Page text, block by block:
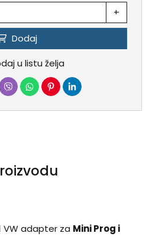
+
Dodaj
u listu želja
VW adapter za Mini Prog i